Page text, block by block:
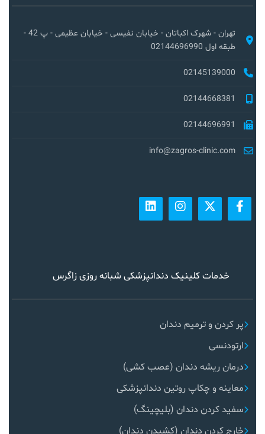
تهران - شهرک اکباتان - خیابان نفیسی - خیابان عظیمی - پ 42 -
طبقه اول 02144696990
02145139000
02144668381
02144696991
info@zagros-clinic.com
خدمات کلینیک دندانپزشکی شبانه روزی زاگرس
پر کردن و ترمیم دندان
ارتودنسی
درمان ریشه دندان (عصب کشی)
معاینه و چکاپ روتین دندانپزشکی
سفید کردن دندان (بلیچینگ)
خارج کردن دندان (کشیدن دندان)